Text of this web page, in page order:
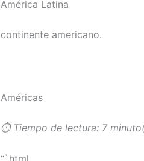
América Latina
continente americano.
Américas
⏱️ Tiempo de lectura: 7